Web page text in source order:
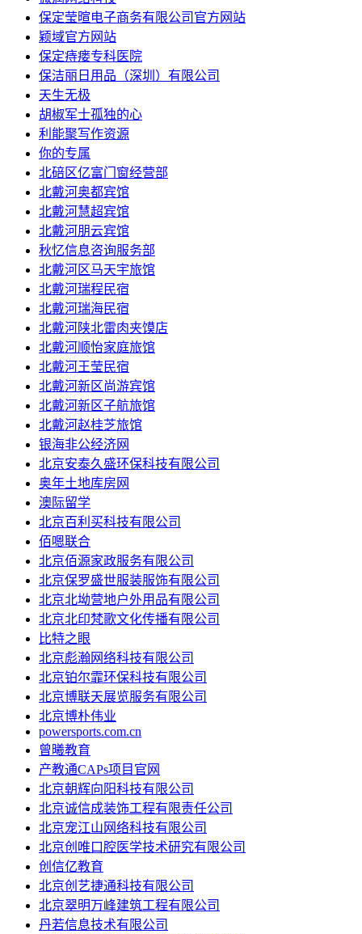
保定莹暄电子商务有限公司官方网站
颖域官方网站
保定痔瘘专科医院
保洁丽日用品（深圳）有限公司
天生无极
胡椒军士孤独的心
利能聚写作资源
你的专属
北碚区亿富门窗经营部
北戴河奥都宾馆
北戴河慧超宾馆
北戴河朋云宾馆
秋忆信息咨询服务部
北戴河区马天宇旅馆
北戴河瑞程民宿
北戴河瑞海民宿
北戴河陕北雷肉夹馍店
北戴河顺怡家庭旅馆
北戴河王莹民宿
北戴河新区尚游宾馆
北戴河新区子航旅馆
北戴河赵桂芝旅馆
银海非公经济网
北京安泰久盛环保科技有限公司
奥年土地库房网
澳际留学
北京百利买科技有限公司
佰嗯联合
北京佰源家政服务有限公司
北京保罗盛世服装服饰有限公司
北京北坳营地户外用品有限公司
北京北印梵歌文化传播有限公司
比特之眼
北京彪瀚网络科技有限公司
北京铂尔霏环保科技有限公司
北京博联天展览服务有限公司
北京博朴伟业
powersports.com.cn
曾曦教育
产教通CAPs项目官网
北京朝辉向阳科技有限公司
北京诚信成装饰工程有限责任公司
北京宠江山网络科技有限公司
北京创唯口腔医学技术研究有限公司
创信亿教育
北京创艺捷通科技有限公司
北京翠明万峰建筑工程有限公司
丹若信息技术有限公司